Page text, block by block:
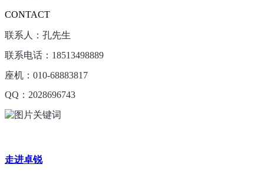
CONTACT
联系人：孔先生
联系电话：18513498889
座机：010-68883817
QQ：2028696743
走进卓锐